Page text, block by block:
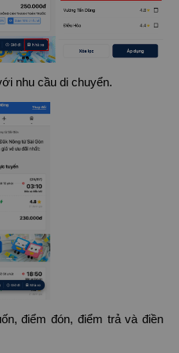
nhu cầu di chuyển.
điểm đón, điểm trả và điền